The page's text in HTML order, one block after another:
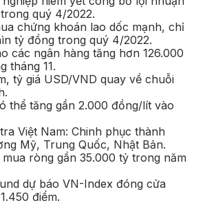
quý 4/2022.
chứng khoán lao dốc mạnh, chỉ
tỷ đồng trong quý 4/2022.
các ngân hàng tăng hơn 126.000
tháng 11.
tỷ giá USD/VND quay về chuỗi
thể tăng gần 2.000 đồng/lít vào
Việt Nam: Chinh phục thành
Mỹ, Trung Quốc, Nhật Bản.
mua ròng gần 35.000 tỷ trong năm
dự báo VN-Index đóng cửa
điểm.